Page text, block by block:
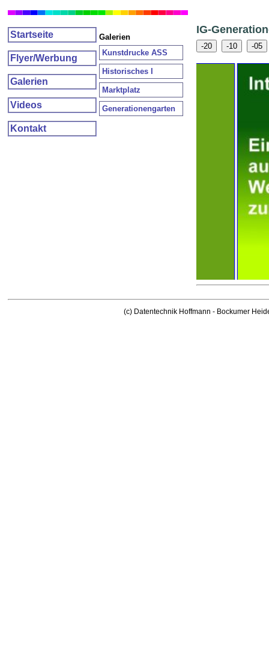
Startseite
Flyer/Werbung
Galerien
Videos
Kontakt
Galerien
Kunstdrucke ASS
Historisches I
Marktplatz
Generationengarten
IG-
-20 -10 -05
(c) Datentechnik Hoffmann - Bockumer